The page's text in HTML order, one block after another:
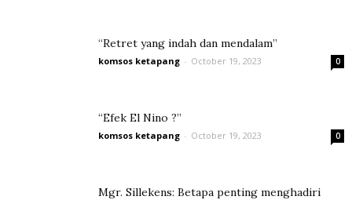
“Retret yang indah dan mendalam”
komsos ketapang - October 19, 2023 0
“Efek El Nino ?”
komsos ketapang - October 19, 2023 0
Mgr. Sillekens: Betapa penting menghadiri